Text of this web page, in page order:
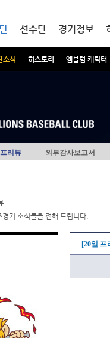
소식 히스토리 엠블럼 캐릭터
선수단 경기정보
프리뷰 외부감사보고서
기 소식들을 전해 드립니다.
[20일